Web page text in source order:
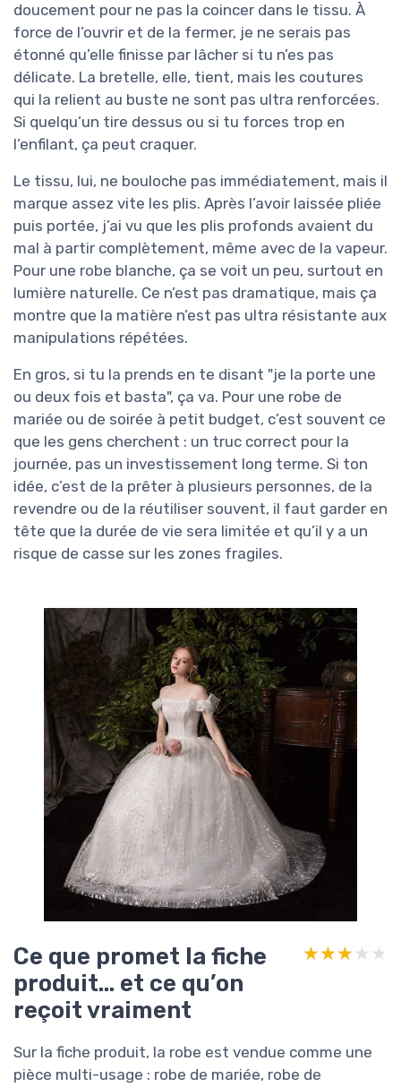
doucement pour ne pas la coincer dans le tissu. À
force de l’ouvrir et de la fermer, je ne serais pas
étonné qu’elle finisse par lâcher si tu n’es pas
délicate. La bretelle, elle, tient, mais les coutures
qui la relient au buste ne sont pas ultra renforcées.
Si quelqu’un tire dessus ou si tu forces trop en
l’enfilant, ça peut craquer.
Le tissu, lui, ne bouloche pas immédiatement, mais il
marque assez vite les plis. Après l’avoir laissée pliée
puis portée, j’ai vu que les plis profonds avaient du
mal à partir complètement, même avec de la vapeur.
Pour une robe blanche, ça se voit un peu, surtout en
lumière naturelle. Ce n’est pas dramatique, mais ça
montre que la matière n’est pas ultra résistante aux
manipulations répétées.
En gros, si tu la prends en te disant "je la porte une
ou deux fois et basta", ça va. Pour une robe de
mariée ou de soirée à petit budget, c’est souvent ce
que les gens cherchent : un truc correct pour la
journée, pas un investissement long terme. Si ton
idée, c’est de la prêter à plusieurs personnes, de la
revendre ou de la réutiliser souvent, il faut garder en
tête que la durée de vie sera limitée et qu’il y a un
risque de casse sur les zones fragiles.
Ce que promet la fiche
produit… et ce qu’on
reçoit vraiment
★★★★★
★★★★★
Sur la fiche produit, la robe est vendue comme une
pièce multi-usage : robe de mariée, robe de